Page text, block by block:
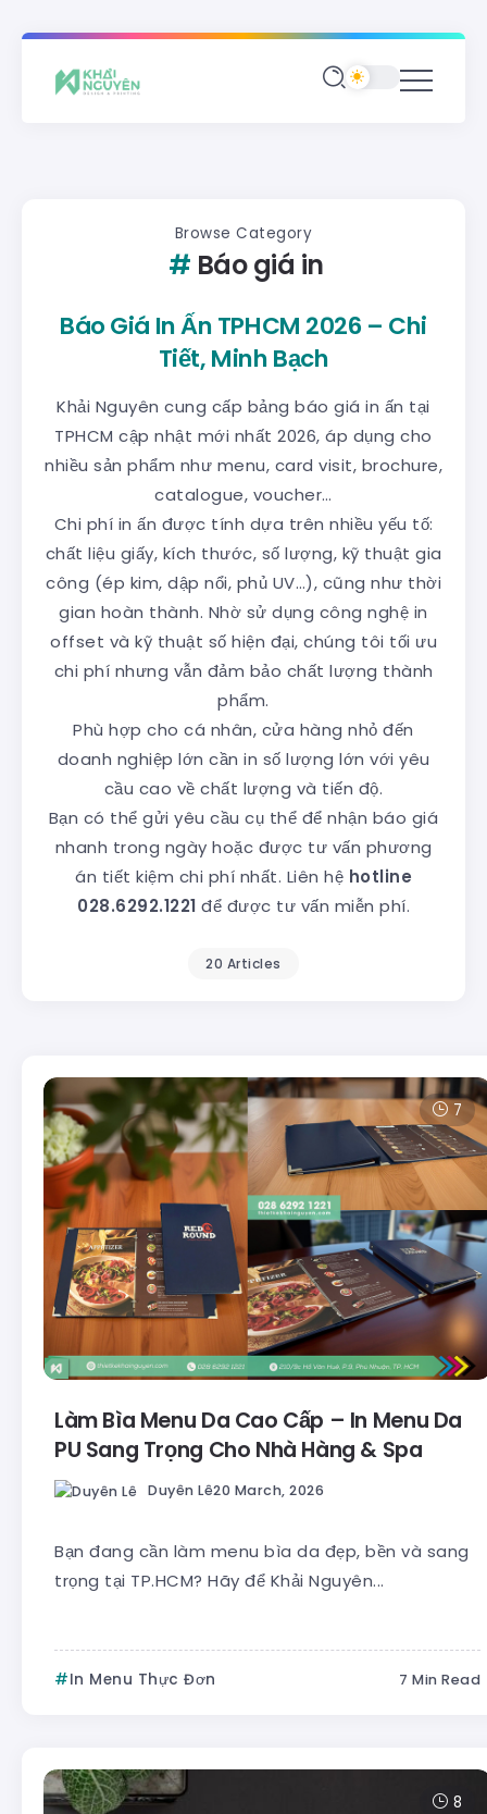
Browse Category
Báo giá in
Báo Giá In Ấn TPHCM 2026 – Chi
Tiết, Minh Bạch
Khải Nguyên cung cấp bảng báo giá in ấn tại
TPHCM cập nhật mới nhất 2026, áp dụng cho
nhiều sản phẩm như menu, card visit, brochure,
catalogue, voucher…
Chi phí in ấn được tính dựa trên nhiều yếu tố:
chất liệu giấy, kích thước, số lượng, kỹ thuật gia
công (ép kim, dập nổi, phủ UV…), cũng như thời
gian hoàn thành. Nhờ sử dụng công nghệ in
offset và kỹ thuật số hiện đại, chúng tôi tối ưu
chi phí nhưng vẫn đảm bảo chất lượng thành
phẩm.
Phù hợp cho cá nhân, cửa hàng nhỏ đến
doanh nghiệp lớn cần in số lượng lớn với yêu
cầu cao về chất lượng và tiến độ.
Bạn có thể gửi yêu cầu cụ thể để nhận báo giá
nhanh trong ngày hoặc được tư vấn phương
án tiết kiệm chi phí nhất. Liên hệ hotline
028.6292.1221 để được tư vấn miễn phí.
20 Articles
7
Làm Bìa Menu Da Cao Cấp – In Menu Da
PU Sang Trọng Cho Nhà Hàng & Spa
Duyên Lê20 March, 2026
Bạn đang cần làm menu bìa da đẹp, bền và sang
trọng tại TP.HCM? Hãy để Khải Nguyên...
In Menu Thực Đơn 7 Min Read
8